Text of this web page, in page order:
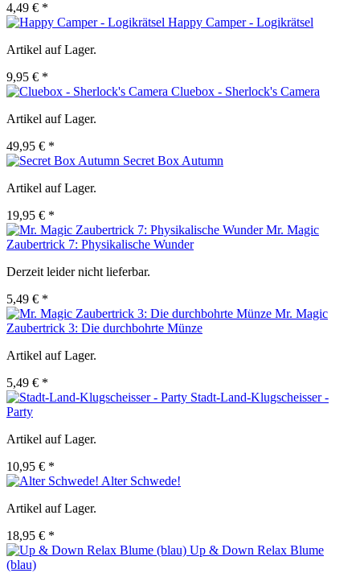
4,49 € *
Happy Camper - Logikrätsel
Artikel auf Lager.
9,95 € *
Cluebox - Sherlock's Camera
Artikel auf Lager.
49,95 € *
Secret Box Autumn
Artikel auf Lager.
19,95 € *
Mr. Magic
Zaubertrick 7: Physikalische Wunder
Derzeit leider nicht lieferbar.
5,49 € *
Mr. Magic
Zaubertrick 3: Die durchbohrte Münze
Artikel auf Lager.
5,49 € *
Stadt-Land-Klugscheisser -
Party
Artikel auf Lager.
10,95 € *
Alter Schwede!
Artikel auf Lager.
18,95 € *
Up & Down Relax Blume
(blau)